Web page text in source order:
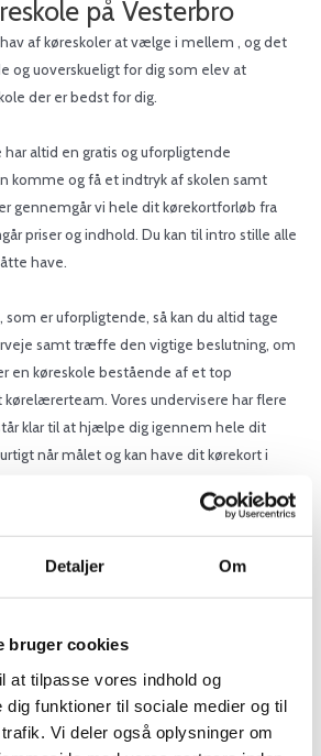
Detaljer Om
bruger cookies
at tilpasse vores indhold og
dig funktioner til sociale medier og til
Vi deler også oplysninger om
på Vesterbro
af køreskoler at vælge i mellem , og det
og uoverskueligt for dig som elev at
der er bedst for dig.
har altid en gratis og uforpligtende
komme og få et indtryk af skolen samt
gennemgår vi hele dit kørekortforløb fra
priser og indhold. Du kan til intro stille alle
have.
som er uforpligtende, så kan du altid tage
samt træffe den vigtige beslutning, om
en køreskole bestående af et top
Vores undervisere har flere
klar til at hjælpe dig igennem hele dit
når målet og kan have dit kørekort i
begrænset periode)
ved holdstart:
(5 x pladser tilbage)